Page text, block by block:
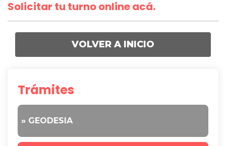
Solicitar tu turno online acá.
VOLVER A INICIO
Trámites
» GEODESIA